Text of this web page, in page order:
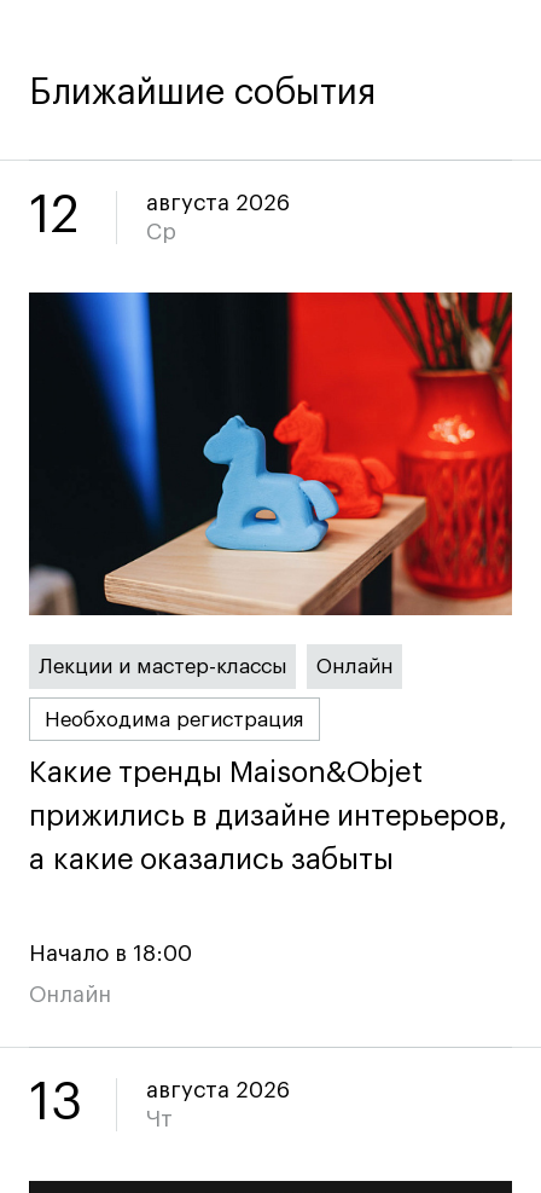
Коммерческий фотограф
Для школьников
Среднесрочные
Долгосрочные
Все программы
Блог
Преподаватели
Для прессы
Ресурсы
Партнеры
Вакансии
Контакты
Поступающим
Условия поступления
Иностранным студентам
График учебного года
Ближайшие события
12
августа 2026
Ср
Лекции и мастер-классы Онлайн
Необходима регистрация
Какие тренды Maison&Objet
прижились в дизайне интерьеров,
а какие оказались забыты
Какие тренды Maison&Objet
прижились в дизайне интерьеров,
а какие оказались забыты
Начало в 18:00
Онлайн
13
августа 2026
Чт